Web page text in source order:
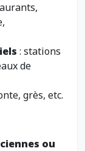
: stations
de
grès, etc.
ou